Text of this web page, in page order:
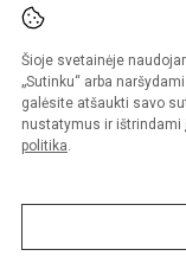
Šioje svetainėje
„Sutinku“ arba
galėsite atšaukti savo
nustatymus ir ištrindami
politika.
© 2022. Klaipėdos
Kopijuoti turinį be
Sumanus būdas